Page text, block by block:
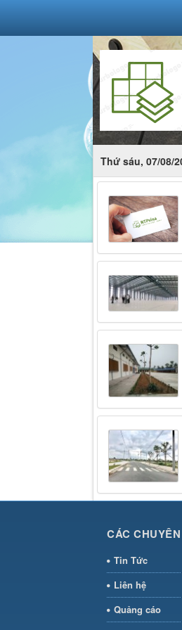
Thứ sáu, 07/08/
CÁC
Tin Tức
Liên hệ
Quảng cáo